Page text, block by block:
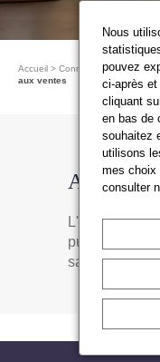
Accueil Connaître les ventes
aux ventes
Accès
L'accès aux
publiques est
sans
Nous
pouvez
ci-après et
cliquant
en bas de
souhaitez
utilisons
mes choix
consulter